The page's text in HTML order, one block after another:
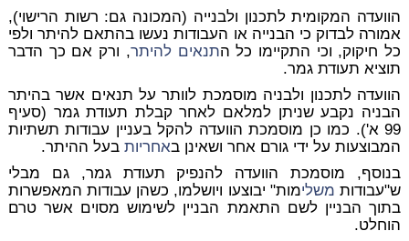
הוועדה המקומית לתכנון ולבנייה (המכונה גם: רשות הרישוי),
אמורה לבדוק כי הבנייה או העבודות נעשו בהתאם להיתר ולפי
כל חיקוק, וכי התקיימו כל התנאים להיתר, ורק אם כך הדבר
תוציא תעודת גמר.
הוועדה לתכנון ולבניה מוסמכת לוותר על תנאים אשר בהיתר
הבניה נקבע שניתן למלאם לאחר קבלת תעודת גמר (סעיף
99 א'). כמו כן מוסמכת הוועדה להקל בעניין עבודות תשתיות
המבוצעות על ידי גורם אחר ושאינן באחריותבעל ההיתר.
בנוסף, מוסמכת הוועדה להנפיק תעודת גמר, גם מבלי
ש"עבודות משלימות" יבוצעו ויושלמו, כשהן עבודות המאפשרות
בתוך הבניין לשם התאמת הבניין לשימוש מסוים אשר טרם
הוחלט.